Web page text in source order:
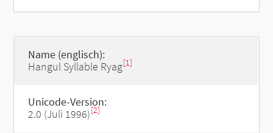
Name (englisch):
Hangul Syllable Ryag[1]
Unicode-Version:
2.0 (Juli 1996)[2]